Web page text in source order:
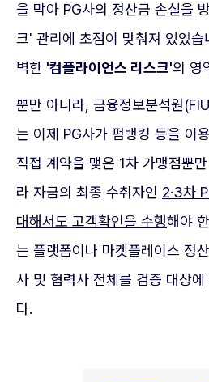
을 막아 PG사의 정산금 손실을
크' 관리에 초점이 맞춰져 있었
벽한 '컴플라이언스 리스크'의 영
뿐만 아니라, 금융정보분석원
는 이제 PG사가 펌뱅킹 등을 이
직접 계약을 맺은 1차 가맹점뿐
라 자금의 최종 수취자인 2·3차
대해서도 고객확인을 수행해야
는 플랫폼이나 마켓플레이스 정
사 및 협력사 전체를 검증 대상에
다.